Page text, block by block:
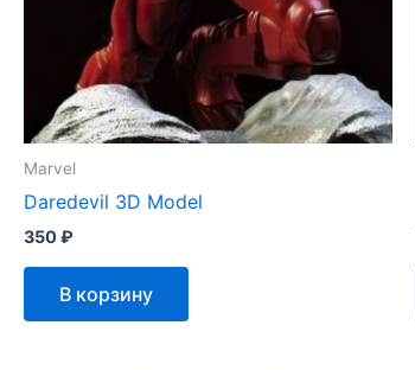
Marvel
Daredevil 3D Model
350₽
В корзину